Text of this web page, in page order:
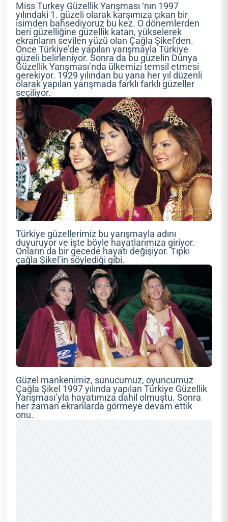
Miss Turkey Güzellik Yarışması ‘nın 1997
yılındaki 1. güzeli olarak karşımıza çıkan bir
isimden bahsediyoruz bu kez. O dönemlerden
beri güzelliğine güzellik katan, yükselerek
ekranların sevilen yüzü olan Çağla Şikel’den.
Önce Türkiye’de yapılan yarışmayla Türkiye
güzeli belirleniyor. Sonra da bu güzelin Dünya
Güzellik Yarışması’nda ülkemizi temsil etmesi
gerekiyor. 1929 yılından bu yana her yıl düzenli
olarak yapılan yarışmada farklı farklı güzeller
seçiliyor.
Türkiye güzellerimiz bu yarışmayla adını
duyuruyor ve işte böyle hayatlarımıza giriyor.
Onların da bir gecede hayatı değişiyor. Tıpkı
çağla Şikel’in söylediği gibi.
Güzel mankenimiz, sunucumuz, oyuncumuz
Çağla Şikel 1997 yılında yapılan Türkiye Güzellik
Yarışması’yla hayatımıza dahil olmuştu. Sonra
her zaman ekranlarda görmeye devam ettik
onu.